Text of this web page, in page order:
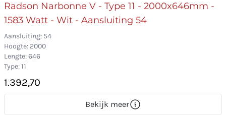
Radson Narbonne V - Type 11 - 2000x646mm -
1583 Watt - Wit - Aansluiting 54
Aansluiting: 54
Hoogte: 2000
Lengte: 646
Type: 11
1.392,70
Bekijk meer